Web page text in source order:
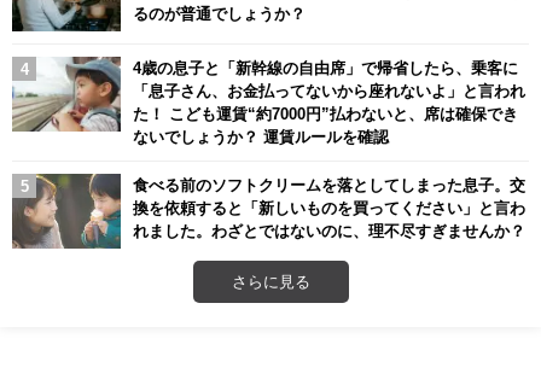
るのが普通でしょうか？
4歳の息子と「新幹線の自由席」で帰省したら、乗客に
「息子さん、お金払ってないから座れないよ」と言われ
た！ こども運賃“約7000円”払わないと、席は確保でき
ないでしょうか？ 運賃ルールを確認
食べる前のソフトクリームを落としてしまった息子。交
換を依頼すると「新しいものを買ってください」と言わ
れました。わざとではないのに、理不尽すぎませんか？
さらに見る